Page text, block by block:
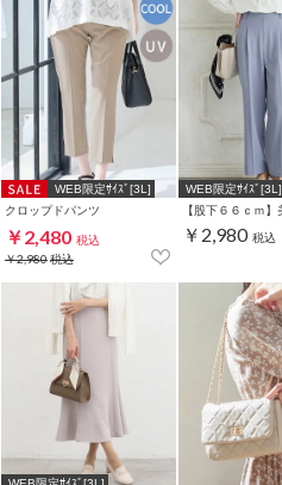
WEB限定ｻｲｽﾞ[3L]
クロップドパンツ
￥2,480 税込
￥2,980税込
WEB限定ｻｲｽﾞ[3L]
￥2,980 税込